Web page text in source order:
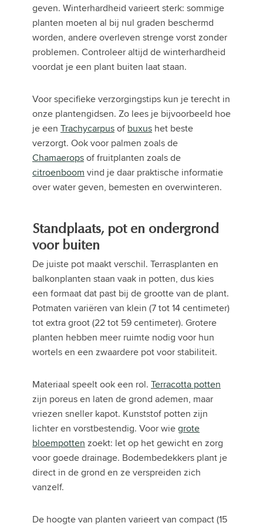
geven. Winterhardheid varieert sterk: sommige
planten moeten al bij nul graden beschermd
worden, andere overleven strenge vorst zonder
problemen. Controleer altijd de winterhardheid
voordat je een plant buiten laat staan.
Voor specifieke verzorgingstips kun je terecht in
onze plantengidsen. Zo lees je bijvoorbeeld hoe
je een Trachycarpusof buxus het beste
verzorgt. Ook voor palmen zoals de
Chamaeropsof fruitplanten zoals de
citroenboom vind je daar praktische informatie
over water geven, bemesten en overwinteren.
Standplaats, pot en ondergrond
voor buiten
De juiste pot maakt verschil. Terrasplanten en
balkonplanten staan vaak in potten, dus kies
een formaat dat past bij de grootte van de plant.
Potmaten variëren van klein (7 tot 14 centimeter)
tot extra groot (22 tot 59 centimeter). Grotere
planten hebben meer ruimte nodig voor hun
wortels en een zwaardere pot voor stabiliteit.
Materiaal speelt ook een rol. Terracotta potten
zijn poreus en laten de grond ademen, maar
vriezen sneller kapot. Kunststof potten zijn
lichter en vorstbestendig. Voor wiegrote
bloempotten zoekt: let op het gewicht en zorg
voor goede drainage. Bodembedekkers plant je
direct in de grond en ze verspreiden zich
vanzelf.
De hoogte van planten varieert van compact (15